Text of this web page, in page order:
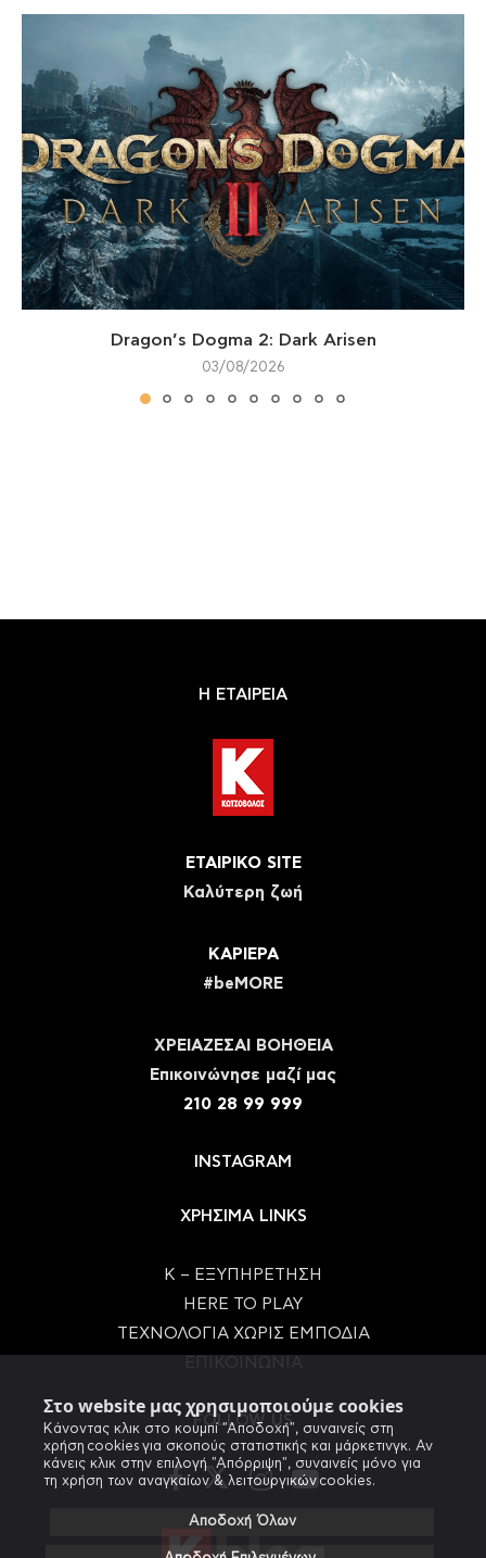
Στο website μας χρησιμοποιούμε cookies
Κάνοντας κλικ στο κουμπί "Αποδοχή", συναινείς στη
χρήση cookies για σκοπούς στατιστικής και μάρκετινγκ. Αν
κάνεις κλικ στην επιλογή "Απόρριψη", συναινείς μόνο για
τη χρήση των αναγκαίων & λειτουργικών cookies.
Αποδοχή Όλων
Dragon’s Dogma 2: Dark Arisen
03/08/2026
Η ΕΤΑΙΡΕΙΑ
ΕΤΑΙΡΙΚΟ SITE
Καλύτερη ζωή
ΚΑΡΙΕΡΑ
#beMORE
ΧΡΕΙΑΖΕΣΑΙ ΒΟΗΘΕΙΑ
Eπικοινώνησε μαζί μας
210 28 99 999
INSTAGRAM
ΧΡΗΣΙΜΑ LINKS
Κ – ΕΞΥΠΗΡΕΤΗΣΗ
HERE TO PLAY
ΤΕΧΝΟΛΟΓΙΑ ΧΩΡΙΣ ΕΜΠΟΔΙΑ
FOLLOW US